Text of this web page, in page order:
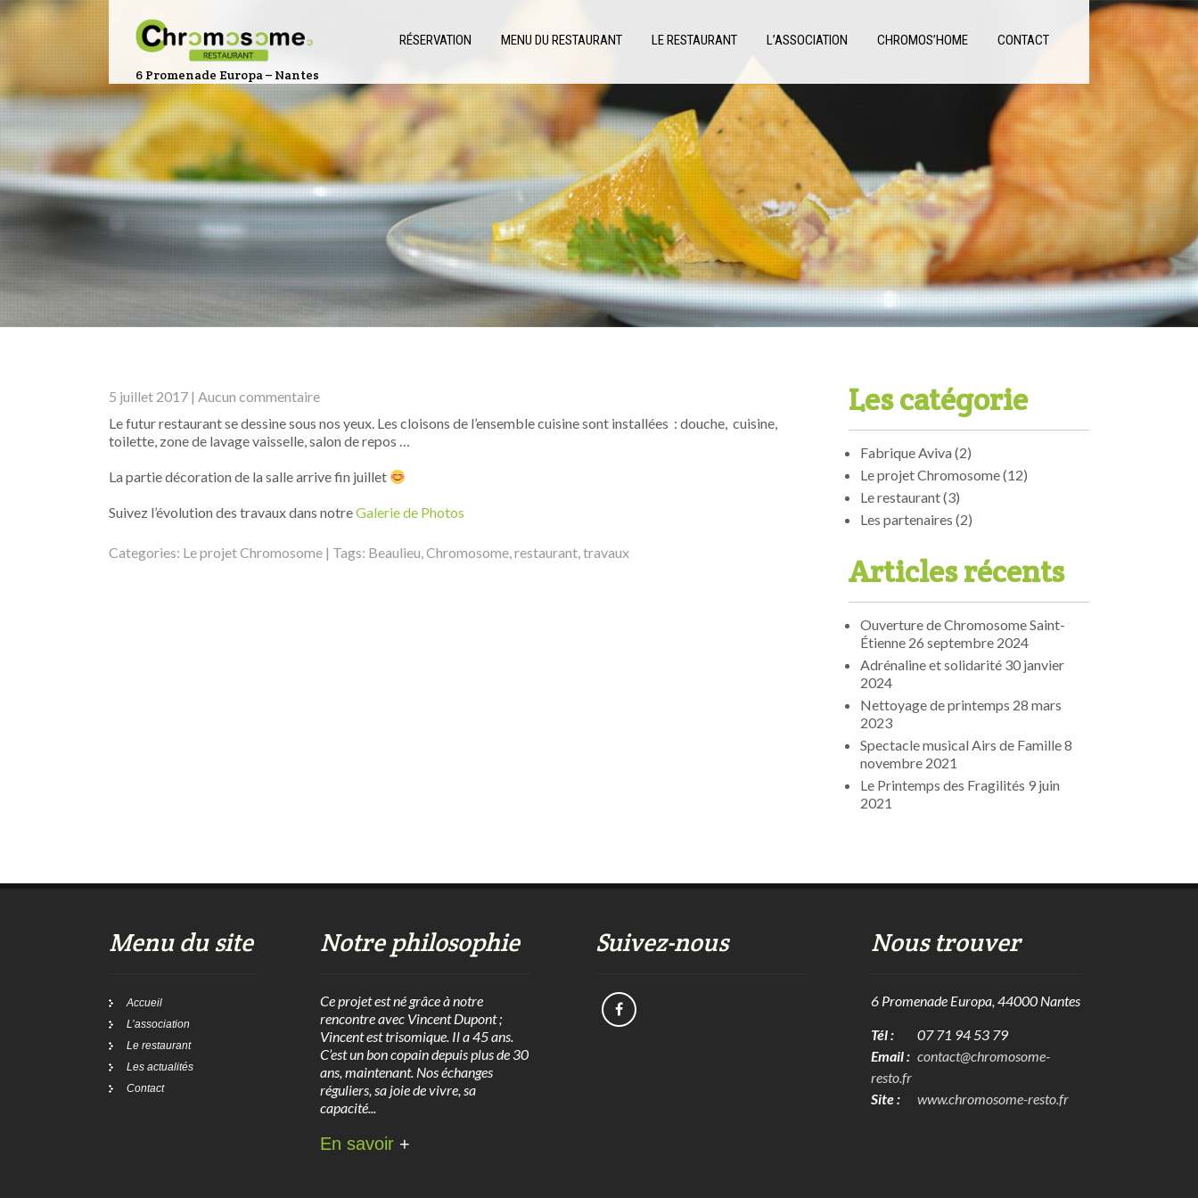
6 Promenade Europa – Nantes
RÉSERVATION MENU DU RESTAURANT LE RESTAURANT L’ASSOCIATION CHROMOS’HOME CONTACT
5 juillet 2017 | Aucun commentaire
Le futur restaurant se dessine sous nos yeux. Les cloisons de l’ensemble cuisine sont installées : douche, cuisine,
toilette, zone de lavage vaisselle, salon de repos …
La partie décoration de la salle arrive fin juillet
Suivez l’évolution des travaux dans notreGalerie de Photos
Categories: Le projet Chromosome | Tags: Beaulieu,Chromosome,restaurant,travaux
Les catégorie
Fabrique Aviva (2)
Le projet Chromosome(12)
Le restaurant(3)
Les partenaires (2)
Articles récents
Ouverture de Chromosome Saint-
Étienne 26 septembre 2024
Adrénaline et solidarité 30 janvier
2024
Nettoyage de printemps 28 mars
2023
Spectacle musical Airs de Famille8
novembre 2021
Le Printemps des Fragilités 9 juin
2021
Menu du site
Accueil
L’association
Le restaurant
Les actualités
Contact
Notre philosophie
Ce projet est né grâce à notre
rencontre avec Vincent Dupont ;
Vincent est trisomique. Il a 45 ans.
C’est un bon copain depuis plus de 30
ans, maintenant. Nos échanges
réguliers, sa joie de vivre, sa
capacité...
En savoir +
Suivez-nous Nous trouver
6 Promenade Europa, 44000 Nantes
Tél :
07 71 94 53 79
Email : contact@chromosome-
resto.fr
Site :
www.chromosome-resto.fr